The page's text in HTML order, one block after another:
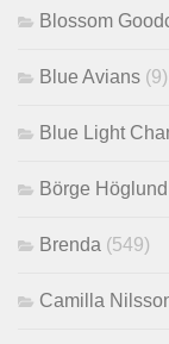
Blossom
Blue Avians (9)
Blue Light
Börge Höglund
Brenda (549)
Camilla